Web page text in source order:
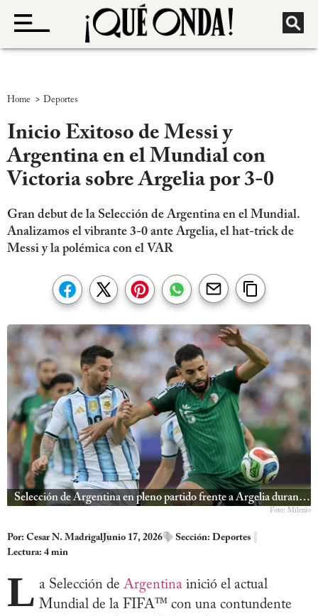
Home > Deportes
Inicio Exitoso de Messi y
Argentina en el Mundial con
Victoria sobre Argelia por 3-0
Gran debut de la Selección de Argentina en el Mundial.
Analizamos el vibrante 3-0 ante Argelia, el hat-trick de
Messi y la polémica con el VAR
Selección de Argentina en pleno partido frente a Argelia durante el Mundial 2026, mostrando a Lionel Messi peleando un balón dividido contra la defensa rival
Foto: Milenio
Por: Cesar N. Madrigal Junio 17, 2026 Sección: Deportes
Lectura: 4 min
L a Selección de Argentina inició el actual
Mundial de la FIFA™ con una contundente